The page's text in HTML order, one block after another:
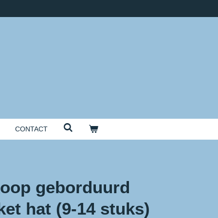
CONTACT
geborduurd
hat (9-14 stuks)